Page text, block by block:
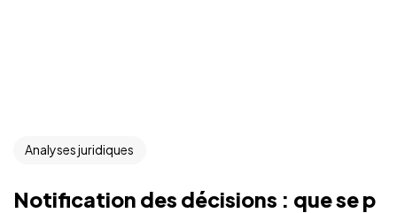
Analyses juridiques
Notification des décisions : que se p